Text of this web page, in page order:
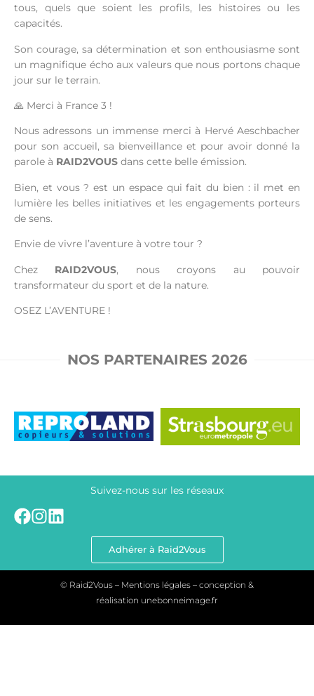
tous, quels que soient les profils, les histoires ou les
capacités.
Son courage, sa détermination et son enthousiasme sont
un magnifique écho aux valeurs que nous portons chaque
jour sur le terrain.
🙏 Merci à France 3 !
Nous adressons un immense merci à Hervé Aeschbacher
pour son accueil, sa bienveillance et pour avoir donné la
parole à RAID2VOUS dans cette belle émission.
Bien, et vous ? est un espace qui fait du bien : il met en
lumière les belles initiatives et les engagements porteurs
de sens.
Envie de vivre l’aventure à votre tour ?
Chez RAID2VOUS, nous croyons au pouvoir
transformateur du sport et de la nature.
OSEZ L’AVENTURE !
NOS PARTENAIRES 2026
Suivez-nous sur les réseaux
Adhérer à Raid2Vous
© Raid2Vous – Mentions légales – conception &
réalisation unebonneimage.fr